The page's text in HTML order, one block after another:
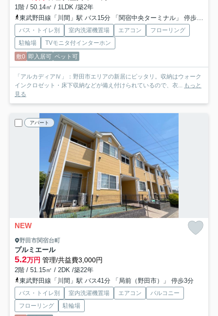
1階 / 50.14㎡ / 1LDK /築2年
東武野田線「川間」駅 バス15分 「関宿中央ターミナル」 停歩5分
バス・トイレ別 室内洗濯機置場 エアコン
フローリング
駐輪場
TVモニタ付インターホン
敷0 即入居可 ペット可
「アルカディアⅣ」：野田市エリアの新居にピッタリ。収納はウォーク
インクロゼット・床下収納などが備え付けられているので、衣... もっと
見る
アパート
NEW
野田市関宿台町
プルミエール
5.2万円 管理/共益費3,000円
2階 / 51.15㎡ / 2DK /築22年
東武野田線「川間」駅 バス41分 「局前（野田市）」 停歩3分
バス・トイレ別 室内洗濯機置場 エアコン
バルコニー
フローリング
駐輪場